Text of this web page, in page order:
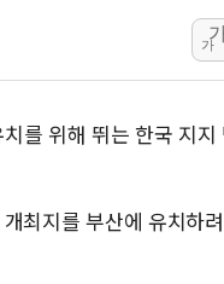
서울 중랑구 주택
李대통령 "결혼
여수 오동도 인근
추미애, '위안부'
'화합' 꺼낸 김민석
李대통령, ISA
가
를 위해 뛰는 한국 지지
최지를 부산에 유치하